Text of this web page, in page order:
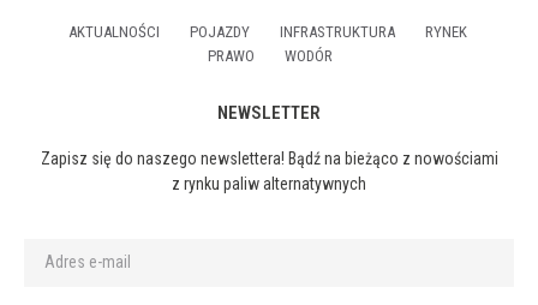
AKTUALNOŚCI POJAZDY INFRASTRUKTURA
RYNEK
PRAWO
WODÓR
NEWSLETTER
Zapisz się do naszego newslettera! Bądź na bieżąco z nowościami
z rynku paliw alternatywnych